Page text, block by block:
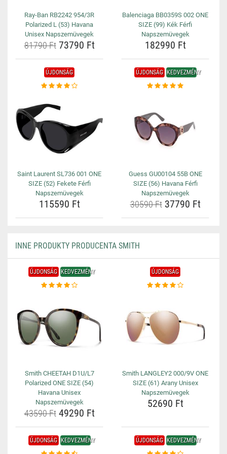
Ray-Ban RB2242 954/3R
Polarized L (53) Havana
Unisex Napszemüvegek
81790 Ft73790 Ft
Balenciaga BB0359S 002 ONE
SIZE (99) Kék Férfi
Napszemüvegek
182990 Ft
ÚJDONSÁG
Saint Laurent SL736 001 ONE
SIZE (52) Fekete Férfi
Napszemüvegek
115590 Ft
ÚJDONSÁG KEDVEZMÉNY
Guess GU00104 55B ONE
SIZE (56) Havana Férfi
Napszemüvegek
30590 Ft37790 Ft
INNE PRODUKTY PRODUCENTA SMITH
ÚJDONSÁG KEDVEZMÉNY
Smith CHEETAH D1U/L7
Polarized ONE SIZE (54)
Havana Unisex
Napszemüvegek
43590 Ft49290 Ft
ÚJDONSÁG
Smith LANGLEY2 000/9V ONE
SIZE (61) Arany Unisex
Napszemüvegek
52690 Ft
ÚJDONSÁG KEDVEZMÉNY ÚJDONSÁG KEDVEZMÉNY